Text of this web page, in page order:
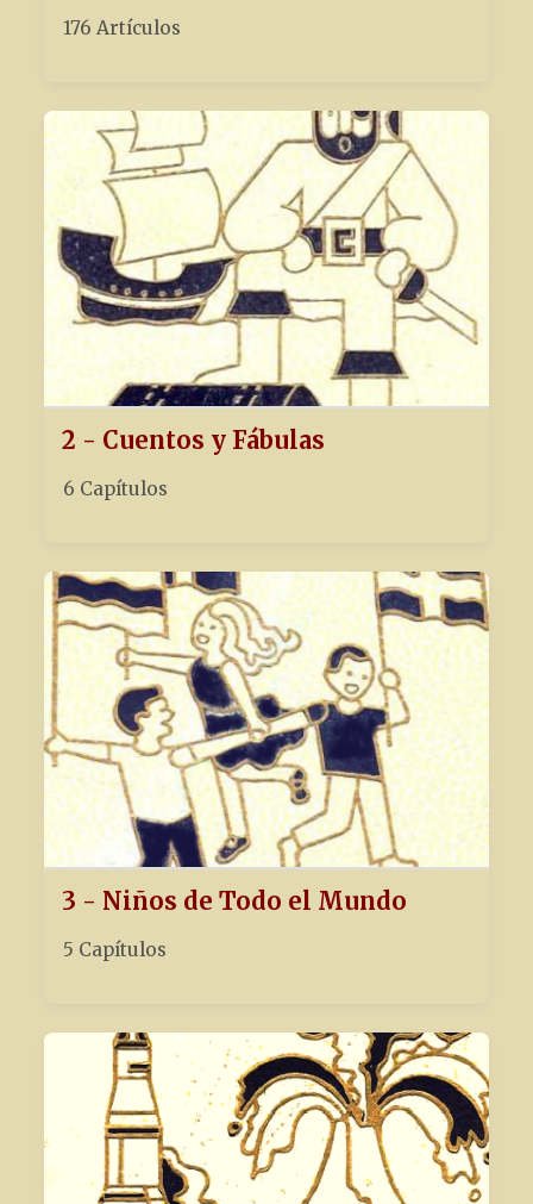
176 Artículos
2 - Cuentos y Fábulas
6 Capítulos
3 - Niños de Todo el Mundo
5 Capítulos